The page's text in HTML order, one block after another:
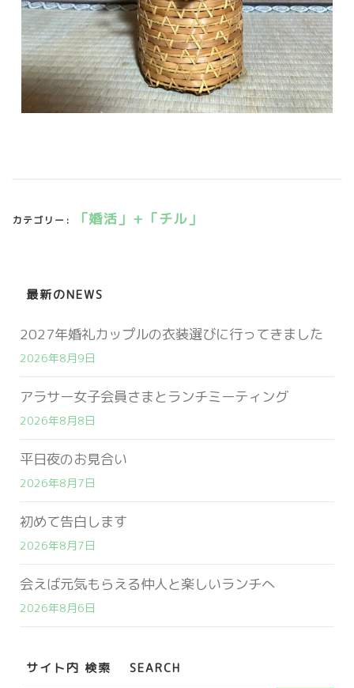
カテゴリー: 「婚活」+「チル」
最新のNEWS
2027年婚礼カップルの衣装選びに行ってきました
2026年8月9日
アラサー女子会員さまとランチミーティング
2026年8月8日
平日夜のお見合い
2026年8月7日
初めて告白します
2026年8月7日
会えば元気もらえる仲人と楽しいランチへ
2026年8月6日
サイト内 検索 SEARCH